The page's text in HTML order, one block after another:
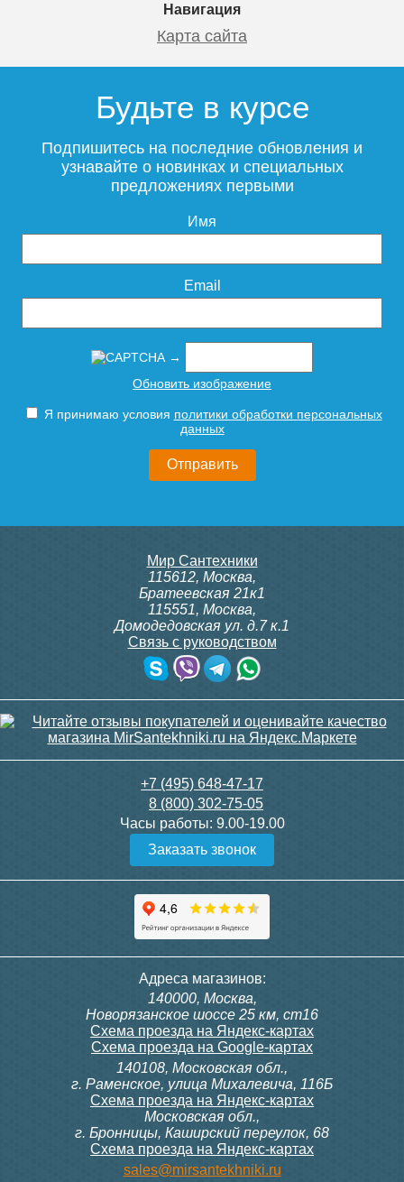
1 730
10 380
Контроллер «Классика+»
PRO
Контроллер «Аквасторож »
9 230
Подробнее
Кран 1″ RuB (S6400) с
приводом “Аквасторож
Оригинал”
Подробнее
приводом “Аквасторож
7 920
приводом “Аквасторож
Оригинал”
9 810
Навигация
Карта сайта
Будьте в курсе
Подпишитесь на последние обновления и
узнавайте о новинках и специальных
предложениях первыми
Имя
Email
→
Обновить изображение
Я принимаю условия политики обработки персональных
данных
Мир Сантехники
115612, Москва,
Братеевская 21к1
115551, Москва,
Домодедовская ул. д.7 к.1
Связь с руководством
+7 (495) 648-47-17
8 (800) 302-75-05
Часы работы: 9.00-19.00
Заказать звонок
Адреса магазинов:
140000, Москва,
Новорязанское шоссе 25 км, ст16
Схема проезда на Яндекс-картах
Схема проезда на Google-картах
140108, Московская обл.,
г. Раменское, улица Михалевича, 116Б
Схема проезда на Яндекс-картах
Московская обл.,
г. Бронницы, Каширский переулок, 68
Схема проезда на Яндекс-картах
sales@mirsantekhniki.ru